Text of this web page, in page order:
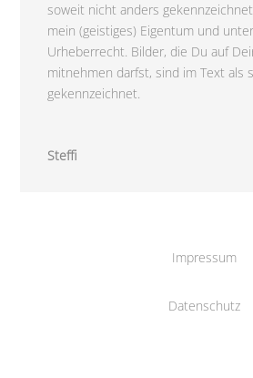
soweit nicht anders
mein (geistiges) Eigentum und
Urheberrecht. Bilder, die Du auf
mitnehmen darfst, sind im Text als
gekennzeichnet.
Steffi
Impressum
Datenschutz